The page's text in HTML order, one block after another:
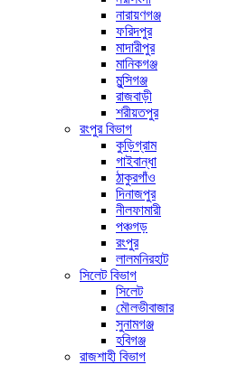
নারায়ণগঞ্জ
ফরিদপুর
মাদারীপুর
মানিকগঞ্জ
মুন্সিগঞ্জ
রাজবাড়ী
শরীয়তপুর
রংপুর বিভাগ
কুড়িগ্রাম
গাইবান্ধা
ঠাকুরগাঁও
দিনাজপুর
নীলফামারী
পঞ্চগড়
রংপুর
লালমনিরহাট
সিলেট বিভাগ
সিলেট
মৌলভীবাজার
সুনামগঞ্জ
হবিগঞ্জ
রাজশাহী বিভাগ